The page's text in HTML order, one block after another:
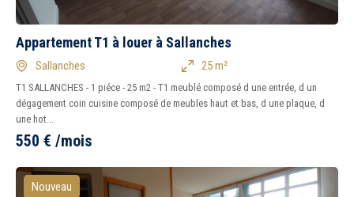
Appartement T1 à louer à Sallanches
Sallanches 25 m²
T1 SALLANCHES - 1 piéce - 25 m2 - T1 meublé composé d une entrée, d un
dégagement coin cuisine composé de meubles haut et bas, d une plaque, d
une hot...
550 € /mois
Nouveau